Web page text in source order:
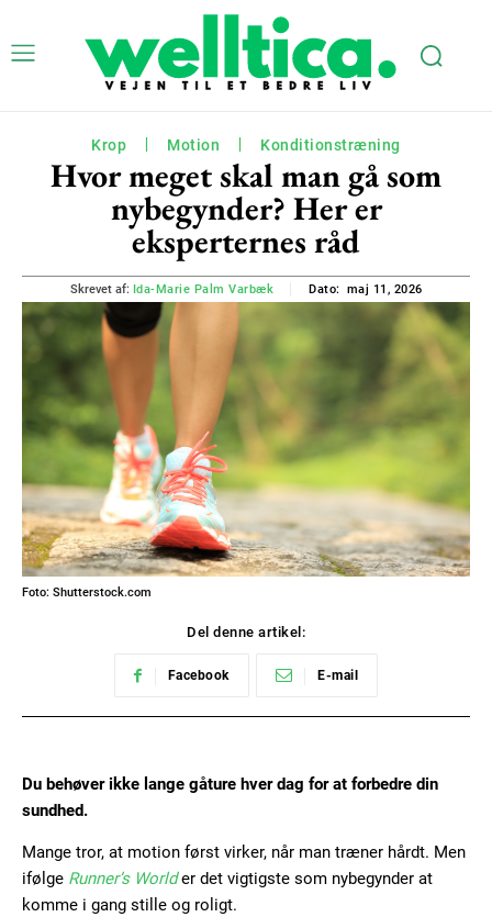
Krop Motion Konditionstræning
Hvor meget skal man gå som
nybegynder? Her er
eksperternes råd
Skrevet af: Ida-Marie Palm Varbæk Dato: maj 11, 2026
Foto: Shutterstock.com
Del denne artikel:
Facebook E-mail
Du behøver ikke lange gåture hver dag for at forbedre din
sundhed.
Mange tror, at motion først virker, når man træner hårdt. Men
ifølge Runner’s Worlder det vigtigste som nybegynder at
komme i gang stille og roligt.